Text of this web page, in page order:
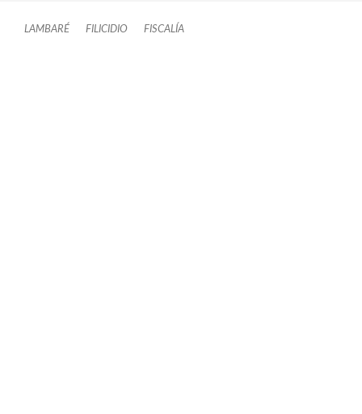
LAMBARÉ FILICIDIO FISCALÍA